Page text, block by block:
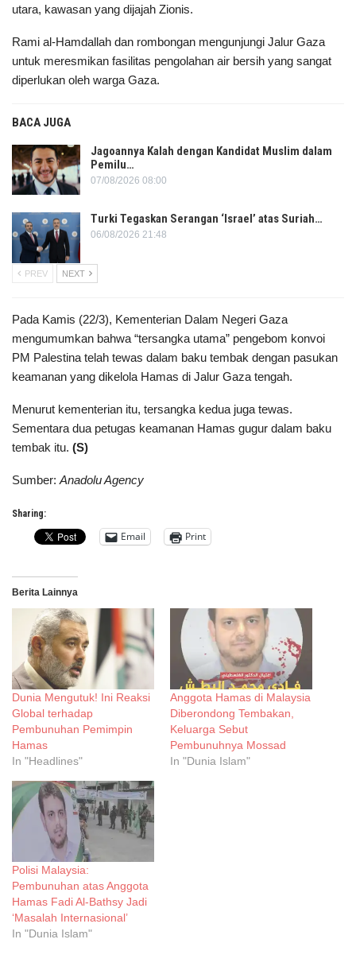
utara, kawasan yang dijajah Zionis.
Rami al-Hamdallah dan rombongan mengunjungi Jalur Gaza
untuk meresmikan fasilitas pengolahan air bersih yang sangat
diperlukan oleh warga Gaza.
BACA JUGA
Jagoannya Kalah dengan Kandidat Muslim dalam
Pemilu…
07/08/2026 08:00
Turki Tegaskan Serangan ‘Israel’ atas Suriah…
06/08/2026 21:48
PREV NEXT
Pada Kamis (22/3), Kementerian Dalam Negeri Gaza
mengumumkan bahwa “tersangka utama” pengebom konvoi
PM Palestina telah tewas dalam baku tembak dengan pasukan
keamanan yang dikelola Hamas di Jalur Gaza tengah.
Menurut kementerian itu, tersangka kedua juga tewas.
Sementara dua petugas keamanan Hamas gugur dalam baku
tembak itu. (S)
Sumber: Anadolu Agency
Sharing:
Email Print
Berita Lainnya
Dunia Mengutuk! Ini Reaksi
Global terhadap
Pembunuhan Pemimpin
Hamas
In "Headlines"
Anggota Hamas di Malaysia
Diberondong Tembakan,
Keluarga Sebut
Pembunuhnya Mossad
In "Dunia Islam"
Polisi Malaysia:
Pembunuhan atas Anggota
Hamas Fadi Al-Bathsy Jadi
‘Masalah Internasional’
In "Dunia Islam"